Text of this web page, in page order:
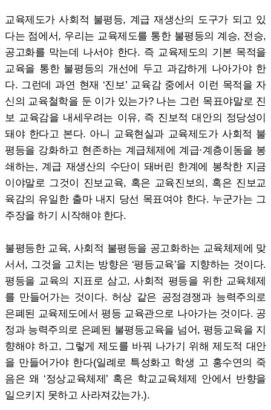
교육제도가 사회적 불평등, 계급 재생산의 도구가 되고 있
다는 점에서, 우리는 교육제도를 통한 불평등의 계승, 전승,
공고화를 막는데 나서야 한다. 즉 교육제도의 기본 목적을
교육을 통한 불평등의 개선에 두고 과감하게 나아가야 한
다. 그런데 과연 현재 ‘진보’ 교육감 중에서 이런 목적을 자
신의 교육철학을 둔 이가 있는가? 나는 그런 목표야말로 진
보 교육감을 내세우려는 이유, 즉 진보적 대안의 정당성이
돼야 한다고 본다. 아니 교육현실과 교육제도가 사회적 불
평등을 강화하고 현존하는 계급체제에 계급·계층이동을 봉
쇄하는, 계급 재생산의 수단이 돼버린 한계에 봉착한 지금
이야말로 그것이 진보교육, 혹은 교육진보의, 혹은 진보교
육감의 유일한 출마 내지 당선 목표여야 한다. 누군가는 그
주장을 하기 시작해야 한다.
불평등한 교육, 사회적 불평등을 공고화하는 교육체제에 맞
서서, 그것을 고치는 방향은 ‘평등교육’을 지향하는 것이다.
평등을 교육의 지표로 삼고, 사회적 평등을 위한 교육체제
를 만들어가는 것이다. 허상 같은 공정경쟁과 능력주의로
은폐된 교육제도에서 평등 교육관으로 나아가는 것이다. 공
정과 능력주의로 은폐된 불평등교육을 넘어, 평등교육을 지
향해야 하고, 그렇게 제도를 바꿔 나가기 위해 제도적 대안
을 만들어가야 한다(일례로 특성화고 학생 고 홍수연의 죽
음은 왜 ‘정상교육체제’ 혹은 학교교육체제 안에서 반향을
일으키지 못하고 사라져갔는가.).